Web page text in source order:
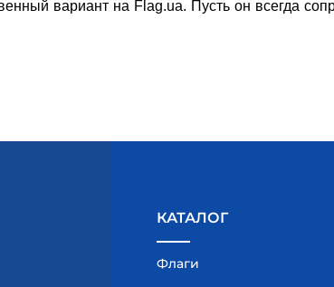
вариант на Flag.ua. Пусть он всегда
КАТАЛОГ
Флаги